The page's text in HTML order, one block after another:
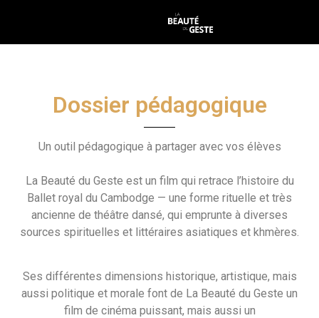
Dossier pédagogique
Un outil pédagogique à partager avec vos élèves
La Beauté du Geste est un film qui retrace l’histoire du
Ballet royal du Cambodge — une forme rituelle et très
ancienne de théâtre dansé, qui emprunte à diverses
sources spirituelles et littéraires asiatiques et khmères.
Ses différentes dimensions historique, artistique, mais
aussi politique et morale font de La Beauté du Geste un
film de cinéma puissant, mais aussi un